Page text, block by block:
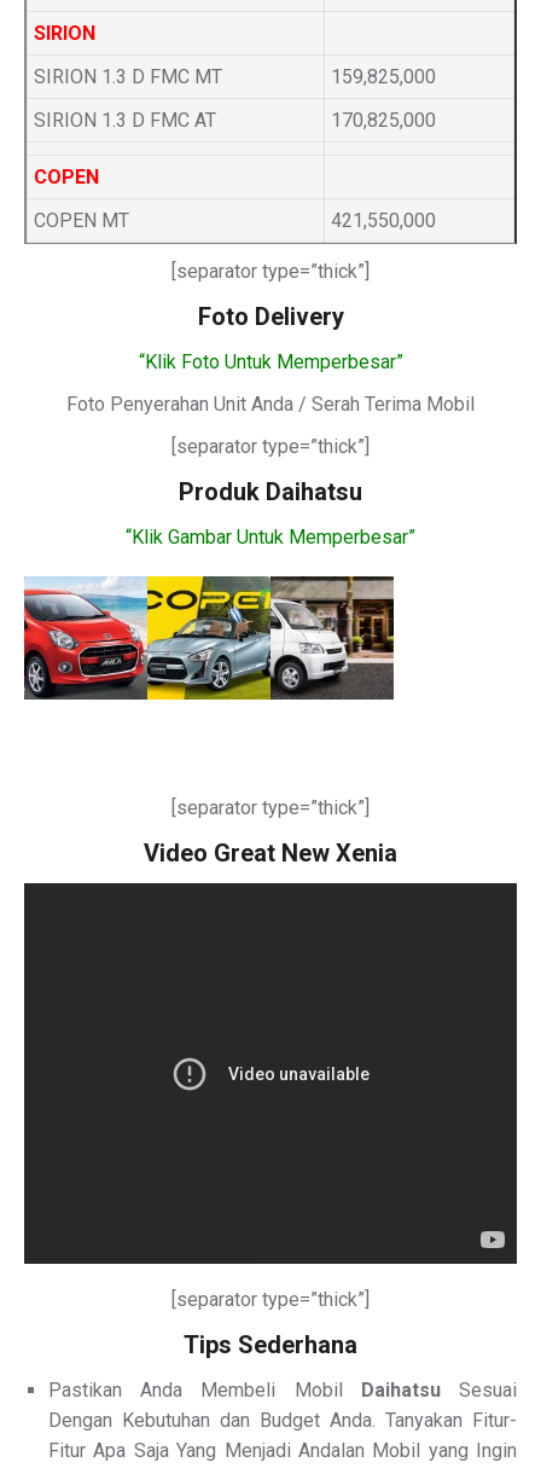
SIRION
SIRION 1.3 D FMC MT
159,825,000
SIRION 1.3 D FMC AT
170,825,000
COPEN
COPEN MT
421,550,000
[separator type=”thick”]
Foto Delivery
“Klik Foto Untuk Memperbesar”
Foto Penyerahan Unit Anda / Serah Terima Mobil
[separator type=”thick”]
Produk Daihatsu
“Klik Gambar Untuk Memperbesar”
[separator type=”thick”]
Video Great New Xenia
[separator type=”thick”]
Tips Sederhana
Pastikan Anda Membeli Mobil DaihatsuSesuai
Dengan Kebutuhan dan Budget Anda. Tanyakan Fitur-
Fitur Apa Saja Yang Menjadi Andalan Mobil yang Ingin